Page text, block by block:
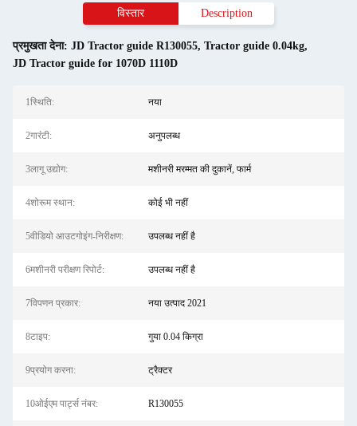
विस्तार Description
प्रमुखता देना: JD Tractor guide R130055, Tractor guide 0.04kg,
JD Tractor guide for 1070D 1110D
1स्थि‍ति: नया
2गारंटी: अनुपलब्ध
3लागू उद्योग: मशीनरी मरम्मत की दुकानें, फार्म
4शोरूम स्थान: कोई भी नहीं
5वीडियो आउटगोइंग-निरीक्षण: उपलब्ध नहीं है
6मशीनरी परीक्षण रिपोर्ट: उपलब्ध नहीं है
7विपणन प्रकार: नया उत्पाद 2021
8टाइप: गुया 0.04 किग्रा
9प्रयोग करना: ट्रैक्टर
10ओईएम पार्ट्स नंबर: R130055